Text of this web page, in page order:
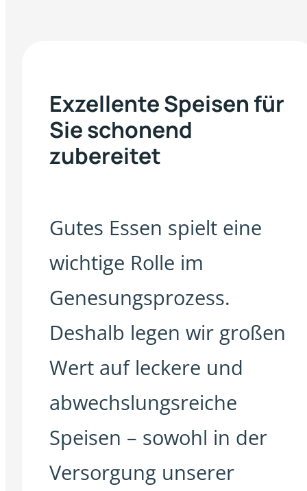
Exzellente Speisen für
Sie schonend
zubereitet
Gutes Essen spielt eine
wichtige Rolle im
Genesungsprozess.
Deshalb legen wir großen
Wert auf leckere und
abwechslungsreiche
Speisen – sowohl in der
Versorgung unserer